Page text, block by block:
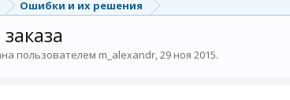
Ошибки и их решения
пользователем m_alexandr,29 ноя 2015.